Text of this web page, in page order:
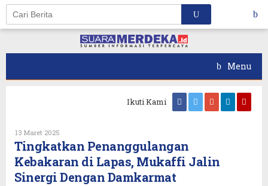
Skip
content
Menu
Ikuti Kami
13 Maret 2025
REDAKSI
Tingkatkan Penanggulangan
Kebakaran di Lapas, Mukaffi Jalin
Sinergi Dengan Damkarmat